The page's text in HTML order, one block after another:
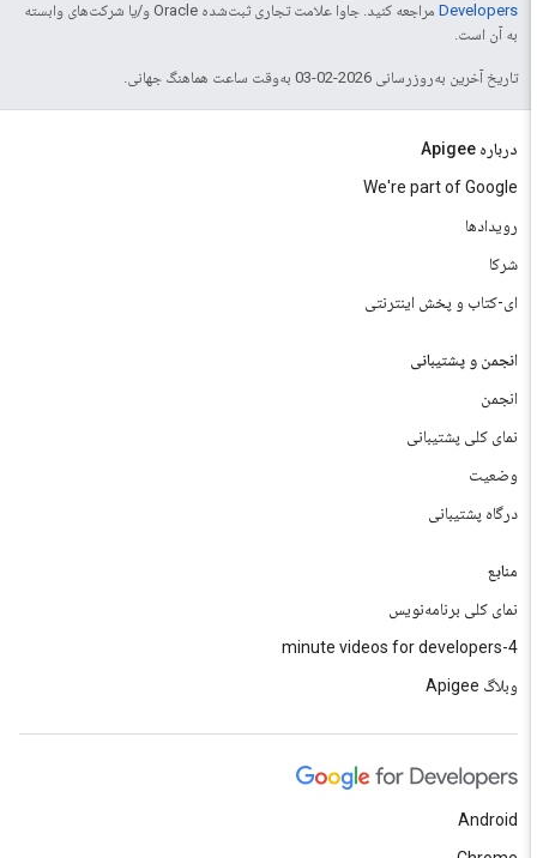
Developers‏
مراجعه کنید. جاوا علامت تجاری ثبت‌شده Oracle و/یا شرکت‌های وابسته
به آن است.
تاریخ آخرین به‌روزرسانی 2026-02-03 به‌وقت ساعت هماهنگ جهانی.
درباره Apigee
We're part of Google
رویدادها
شرکا
ای-کتاب و پخش اینترنتی
انجمن و پشتیبانی
انجمن
نمای کلی پشتیبانی
وضعیت
درگاه پشتیبانی
منابع
نمای کلی برنامه‌نویس
وبلاگ Apigee
Android